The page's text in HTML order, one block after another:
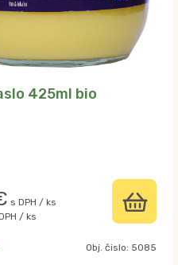
425ml bio
s DPH / ks
/ ks
Obj. čislo: 5085